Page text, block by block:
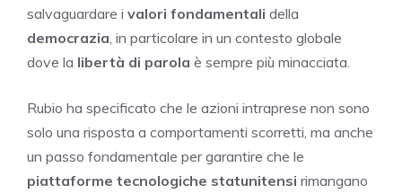
salvaguardare i valori fondamentali della
democrazia, in particolare in un contesto globale
dove la libertà di parola è sempre più minacciata.
Rubio ha specificato che le azioni intraprese non sono
solo una risposta a comportamenti scorretti, ma anche
un passo fondamentale per garantire che le
piattaforme tecnologiche statunitensi rimangano